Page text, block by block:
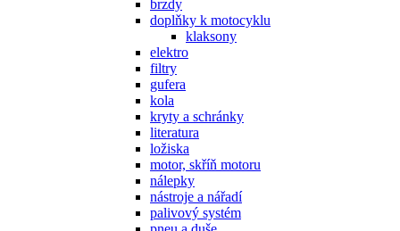
brzdy
doplňky k motocyklu
klaksony
elektro
filtry
gufera
kola
kryty a schránky
literatura
ložiska
motor, skříň motoru
nálepky
nástroje a nářadí
palivový systém